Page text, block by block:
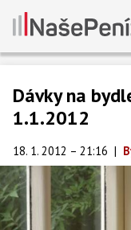
Dávky na
1.1.2012
18. 1. 2012 – 21:16 |